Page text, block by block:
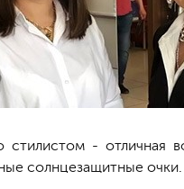
стилистом - отличная
солнцезащитные очки.